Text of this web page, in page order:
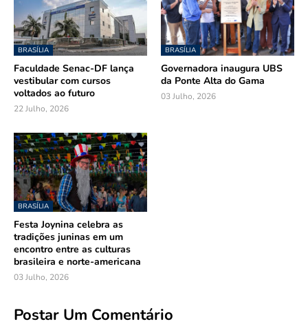
BRASÍLIA
Faculdade Senac-DF lança
vestibular com cursos
voltados ao futuro
22 Julho, 2026
BRASÍLIA
Governadora inaugura UBS
da Ponte Alta do Gama
03 Julho, 2026
BRASÍLIA
Festa Joynina celebra as
tradições juninas em um
encontro entre as culturas
brasileira e norte-americana
03 Julho, 2026
Postar Um Comentário